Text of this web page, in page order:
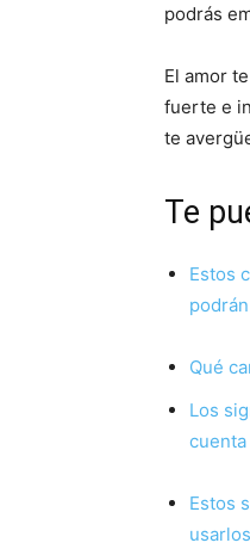
podrás
El amor
fuerte e
te
Te
Estos
Qué
Los
cuenta
Estos
usarlos